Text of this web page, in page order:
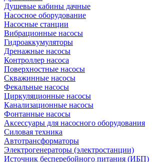
Душевые кабины дачные
Насосное оборудование
Насосные станции
Вибрационные насосы
Гидроаккумуляторы
Дренажные насосы
Контроллер насоса
Поверхностные насосы
Скважинные насосы
Фекальные насосы
Циркуляционные насосы
Канализационные насосы
Фонтанные насосы
Аксессуары для насосного оборудования
Силовая техника
Автотрансформаторы
Электрогенераторы (электростанции)
Источник бесперебойного питания (ИБП)